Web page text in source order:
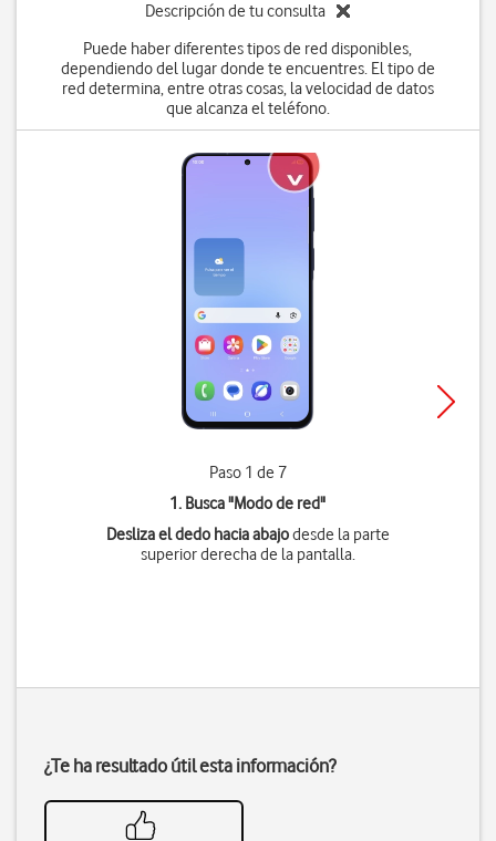
Descripción de tu consulta
Puede haber diferentes tipos de red disponibles,
dependiendo del lugar donde te encuentres. El tipo de
red determina, entre otras cosas, la velocidad de datos
que alcanza el teléfono.
Paso 1 de 7
1. Busca "Modo de red"
Desliza el dedo hacia abajodesde la parte
superior derecha de la pantalla.
¿Te ha resultado útil esta información?